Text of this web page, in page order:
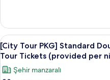
daha
fazla
detay
[City
Tour
PKG]
Standard
8
[City Tour PKG] Standard
Tour Tickets (provided per
Şehir manzaralı